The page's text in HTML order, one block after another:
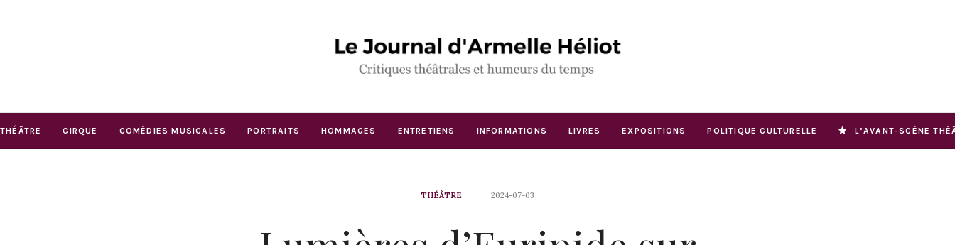
THÉÂTRE CIRQUE COMÉDIES MUSICALES PORTRAITS HOMMAGES ENTRETIENS INFORMATIONS LIVRES EXPOSITIONS POLITIQUE CULTURELLE L’AVANT-SCÈNE
THÉÂTRE 2024-07-03